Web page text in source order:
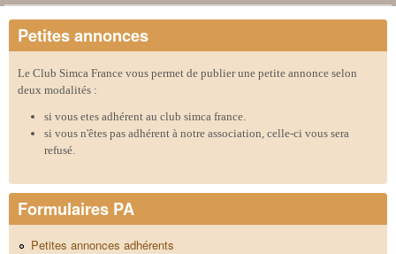
Petites annonces
Le Club Simca France vous permet de publier une petite annonce selon
deux modalités :
si vous etes adhérent au club simca france.
si vous n'êtes pas adhérent à notre association, celle-ci vous sera
refusé.
Formulaires PA
Petites annonces adhérents